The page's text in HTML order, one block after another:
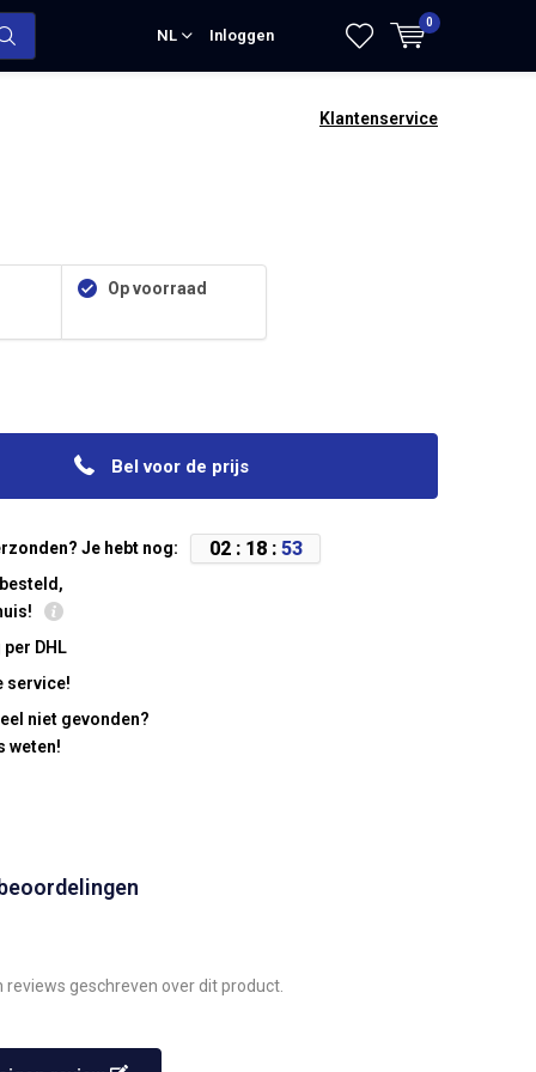
NL Inloggen
0
Klantenservice
Op voorraad
Bel voor de prijs
Je hebt nog: 02: 18: 52
DHL
service!
niet gevonden?
weten!
reviews geschreven over dit product.